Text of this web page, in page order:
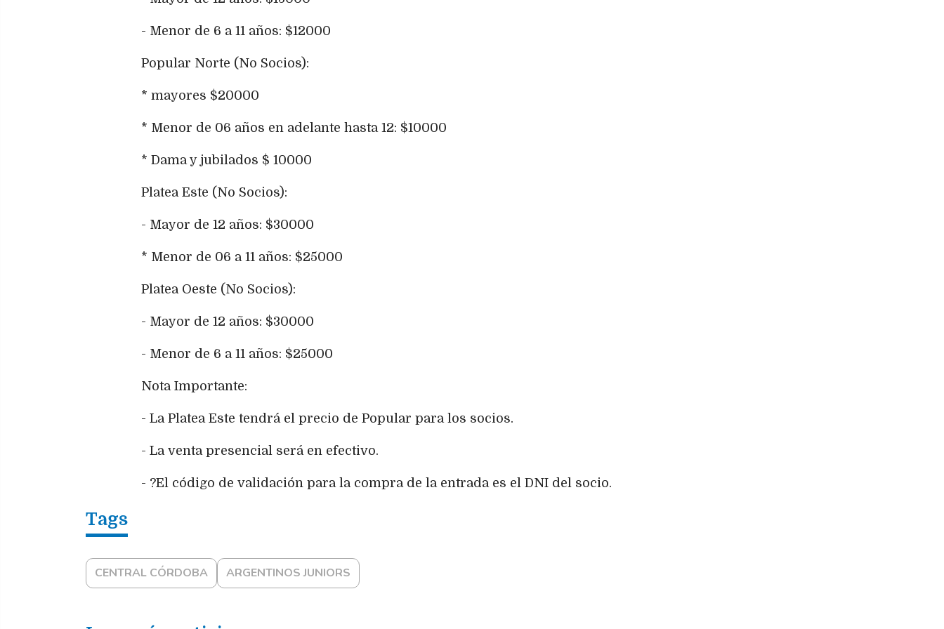
- Menor de 6 a 11 años: $12000
Popular Norte (No Socios):
* mayores $20000
* Menor de 06 años en adelante hasta 12: $10000
* Dama y jubilados $ 10000
Platea Este (No Socios):
- Mayor de 12 años: $30000
* Menor de 06 a 11 años: $25000
Platea Oeste (No Socios):
- Mayor de 12 años: $30000
- Menor de 6 a 11 años: $25000
Nota Importante:
- La Platea Este tendrá el precio de Popular para los socios.
- La venta presencial será en efectivo.
- ?El código de validación para la compra de la entrada es el DNI del socio.
CENTRAL CÓRDOBA ARGENTINOS JUNIORS